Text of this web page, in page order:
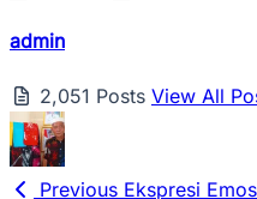
admin
2,051 Posts View All
Previous Ekspresi